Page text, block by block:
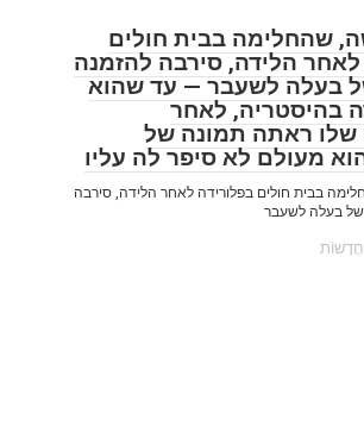
שהחלימה בבית חולים
לאחר הלידה, סירבה להזמנה
בעלה לשעבר — עד שהוא
בהיסטריה, לאחר
ראתה תמונה של
מעולם לא סיפר לה עליו
בבית חולים בפלורידה לאחר הלידה, סירבה
של בעלה לשעבר
חֲדָשׁוֹת